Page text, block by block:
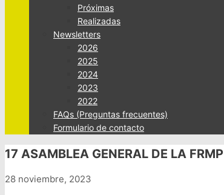
Próximas
Realizadas
Newsletters
2026
2025
2024
2023
2022
FAQs (Preguntas frecuentes)
Formulario de contacto
17 ASAMBLEA GENERAL DE LA FRMP
28 noviembre, 2023